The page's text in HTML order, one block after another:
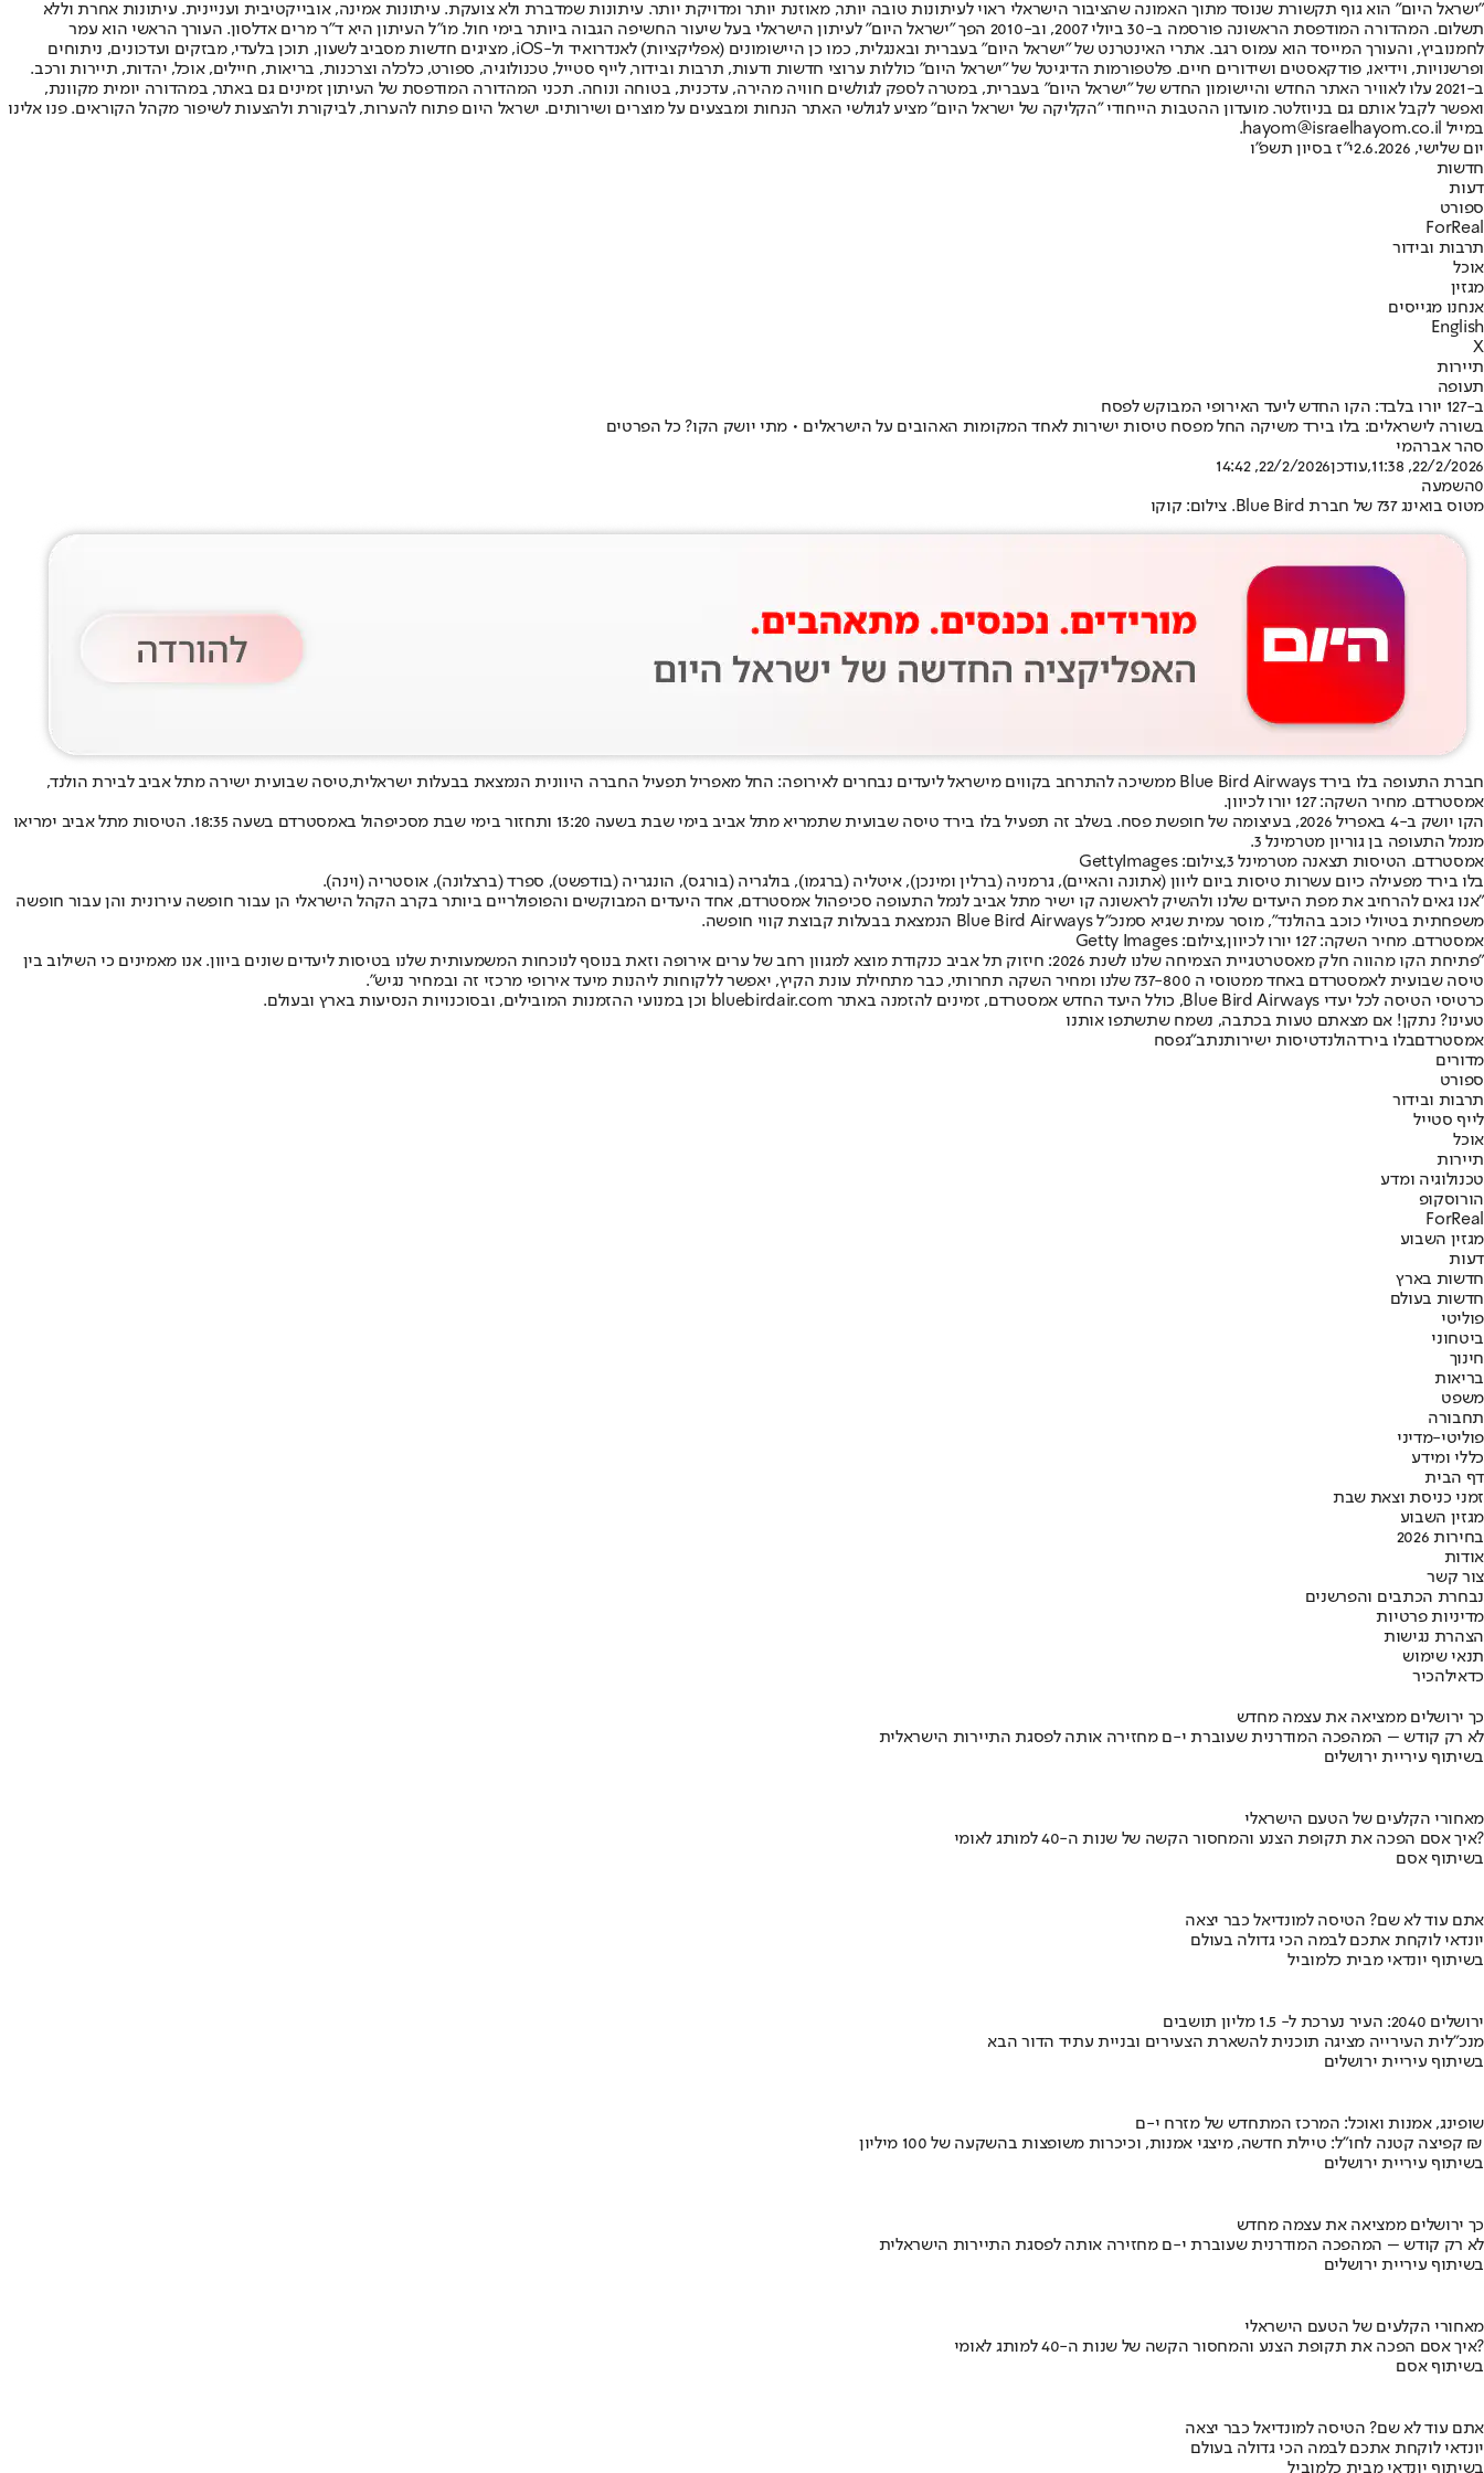
"ישראל היום" הוא גוף תקשורת שנוסד מתוך האמונה שהציבור הישראלי ראוי לעיתונות טובה יותר, מאוזנת יותר ומדויקת יותר. עיתונות שמדברת ולא צועקת. עיתונות אמינה, אובייקטיבית ועניינית. עיתונות אחרת וללא
תשלום. המהדורה המודפסת הראשונה פורסמה ב-30 ביולי 2007, וב-2010 הפך "ישראל היום" לעיתון הישראלי בעל שיעור החשיפה הגבוה ביותר בימי חול. מו"ל העיתון היא ד"ר מרים אדלסון. העורך הראשי הוא עמר
לחמנוביץ, והעורך המייסד הוא עמוס רגב. אתרי האינטרנט של "ישראל היום" בעברית ובאנגלית, כמו כן היישומונים (אפליקציות) לאנדרואיד ול-iOS, מציגים חדשות מסביב לשעון, תוכן בלעדי, מבזקים ועדכונים, ניתוחים
ופרשנויות, וידיאו, פודקאסטים ושידורים חיים. פלטפורמות הדיגיטל של "ישראל היום" כוללות ערוצי חדשות ודעות, תרבות ובידור, לייף סטייל, טכנולוגיה, ספורט, כלכלה וצרכנות, בריאות, חיילים, אוכל, יהדות, תיירות ורכב.
ב-2021 עלו לאוויר האתר החדש והיישומון החדש של "ישראל היום" בעברית, במטרה לספק לגולשים חוויה מהירה, עדכנית, בטוחה ונוחה. תכני המהדורה המודפסת של העיתון זמינים גם באתר, במהדורה יומית מקוונת,
ואפשר לקבל אותם גם בניוזלטר. מועדון ההטבות הייחודי "הקליקה של ישראל היום" מציע לגולשי האתר הנחות ומבצעים על מוצרים ושירותים. ישראל היום פתוח להערות, לביקורת ולהצעות לשיפור מקהל הקוראים. פנו אלינו
במייל hayom@israelhayom.co.il.
יום שלישי, 2.6.2026
י"ז בסיון תשפ"ו
חדשות
דעות
ספורט
ForReal
תרבות ובידור
אוכל
מגזין
אנחנו מגייסים
English
X
תיירות
תעופה
ב-127 יורו בלבד: הקו החדש ליעד האירופי המבוקש לפסח
בשורה לישראלים: בלו בירד משיקה החל מפסח טיסות ישירות לאחד המקומות האהובים על הישראלים • מתי יושק הקו? כל הפרטים
סהר אברהמי
22/2/2026, 11:38
,עודכן22/2/2026, 14:42
0השמעה
מטוס בואינג 737 של חברת Blue Bird. צילום: קוקו
חברת התעופה בלו בירד Blue Bird Airways ממשיכה להתרחב בקווים מישראל ליעדים נבחרים לאירופה: החל מאפריל תפעיל החברה היוונית הנמצאת בבעלות ישראלית,
טיסה שבועית ישירה מתל אביב לבירת הולנד,
אמסטרדם. מחיר השקה: 127 יורו לכיוון.
הקו יושק ב-4 באפריל 2026, בעיצומה של חופשת פסח. בשלב זה תפעיל בלו בירד טיסה שבועית שתמריא מתל אביב בימי שבת בשעה 13:20 ותחזור בימי שבת מסכיפהול באמסטרדם בשעה 18:35. הטיסות מתל אביב ימריאו
מנמל התעופה בן גוריון מטרמינל 3.
אמסטרדם. הטיסות תצאנה מטרמינל 3,צילום: GettyImages
בלו בירד מפעילה כיום עשרות טיסות ביום ליוון (אתונה והאיים), גרמניה (ברלין ומינכן), איטליה (ברגמו), בולגריה (בורגס), הונגריה (בודפשט), ספרד (ברצלונה), אוסטריה (וינה).
"אנו גאים להרחיב את מפת היעדים שלנו ולהשיק לראשונה קו ישיר מתל אביב לנמל התעופה סכיפהול אמסטרדם, אחד היעדים המבוקשים והפופולריים ביותר בקרב הקהל הישראלי הן עבור חופשה עירונית והן עבור חופשה
משפחתית בטיולי כוכב בהולנד", מוסר עמית שגיא סמנכ"ל Blue Bird Airways הנמצאת בבעלות קבוצת קווי חופשה.
אמסטרדם. מחיר השקה: 127 יורו לכיוון,צילום: Getty Images
"פתיחת הקו מהווה חלק מאסטרטגיית הצמיחה שלנו לשנת 2026: חיזוק תל אביב כנקודת מוצא למגוון רחב של ערים אירופה וזאת בנוסף לנוכחות המשמעותית שלנו בטיסות ליעדים שונים ביוון. אנו מאמינים כי השילוב בין
טיסה שבועית לאמסטרדם באחד ממטוסי ה 737-800 שלנו ומחיר השקה תחרותי, כבר מתחילת עונת הקיץ, יאפשר ללקוחות ליהנות מיעד אירופי מרכזי זה ובמחיר נגיש".
כרטיסי הטיסה לכל יעדי Blue Bird Airways, כולל היעד החדש אמסטרדם, זמינים להזמנה באתר bluebirdair.com וכן במנועי ההזמנות המובילים, ובסוכנויות הנסיעות בארץ ובעולם.
טעינו? נתקן! אם מצאתם טעות בכתבה, נשמח שתשתפו אותנו
אמסטרדםבלו בירדהולנדטיסות ישירותנתב"גפסח
מדורים
ספורט
תרבות ובידור
לייף סטייל
אוכל
תיירות
טכנולוגיה ומדע
הורוסקופ
ForReal
מגזין השבוע
דעות
חדשות בארץ
חדשות בעולם
פוליטי
ביטחוני
חינוך
בריאות
משפט
תחבורה
פוליטי-מדיני
כללי ומידע
דף הבית
זמני כניסת וצאת שבת
מגזין השבוע
בחירות 2026
אודות
צור קשר
נבחרת הכתבים והפרשנים
מדיניות פרטיות
הצהרת נגישות
תנאי שימוש
כדאילהכיר
כך ירושלים ממציאה את עצמה מחדש
לא רק קודש – המהפכה המודרנית שעוברת י-ם מחזירה אותה לפסגת התיירות הישראלית
בשיתוף עיריית ירושלים
מאחורי הקלעים של הטעם הישראלי
איך אסם הפכה את תקופת הצנע והמחסור הקשה של שנות ה-40 למותג לאומי?
בשיתוף אסם
אתם עוד לא שם? הטיסה למונדיאל כבר יצאה
יונדאי לוקחת אתכם לבמה הכי גדולה בעולם
בשיתוף יונדאי מבית כלמוביל
ירושלים 2040: העיר נערכת ל- 1.5 מליון תושבים
מנכ"לית העירייה מציגה תוכנית להשארת הצעירים ובניית עתיד הדור הבא
בשיתוף עיריית ירושלים
שופינג, אמנות ואוכל: המרכז המתחדש של מזרח י-ם
קפיצה קטנה לחו"ל: טיילת חדשה, מיצגי אמנות, וכיכרות משופצות בהשקעה של 100 מיליון ₪
בשיתוף עיריית ירושלים
כך ירושלים ממציאה את עצמה מחדש
לא רק קודש – המהפכה המודרנית שעוברת י-ם מחזירה אותה לפסגת התיירות הישראלית
בשיתוף עיריית ירושלים
מאחורי הקלעים של הטעם הישראלי
איך אסם הפכה את תקופת הצנע והמחסור הקשה של שנות ה-40 למותג לאומי?
בשיתוף אסם
אתם עוד לא שם? הטיסה למונדיאל כבר יצאה
יונדאי לוקחת אתכם לבמה הכי גדולה בעולם
בשיתוף יונדאי מבית כלמוביל